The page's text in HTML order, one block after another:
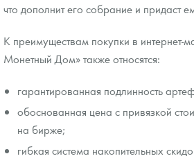
что дополнит его собрание и придаст
К преимуществам покупки в интернет-
Монетный Дом» также относятся:
гарантированная подлинность
обоснованная цена с привязкой
на бирже;
гибкая система накопительных